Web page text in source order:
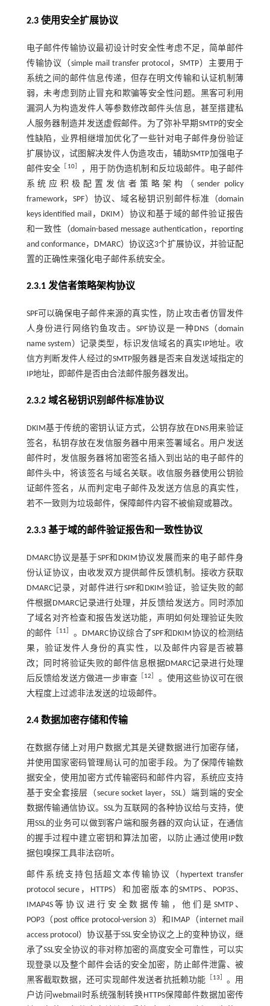
2.3 使用安全扩展协议
电子邮件传输协议最初设计时安全性考虑不足，简单邮件
传输协议（simple mail transfer protocol，SMTP）主要用于
系统之间的邮件信息传递，但存在明文传输和认证机制薄
弱，未考虑到防止冒充和欺骗等安全性问题。黑客可利用
漏洞人为构造发件人等参数修改邮件头信息，甚至搭建私
人服务器制造并发送虚假邮件。为了弥补早期SMTP的安全
性缺陷，业界相继增加优化了一些针对电子邮件身份验证
扩展协议，试图解决发件人伪造攻击，辅助SMTP加强电子
邮件安全 ［ 10］
，用于防伪造机制和反垃圾邮件。电子邮件
系统应积极配置发信者策略架构（sender policy
framework，SPF）协议、域名秘钥识别邮件标准（domain
keys identified mail，DKIM）协议和基于域的邮件验证报告
和一致性（domain-based message authentication，reporting
and conformance，DMARC）协议这3个扩展协议，并验证配
置的正确性来强化电子邮件系统安全。
2.3.1 发信者策略架构协议
SPF可以确保电子邮件来源的真实性，防止攻击者仿冒发件
人身份进行网络钓鱼攻击。SPF协议是一种DNS（domain
name system）记录类型，标识发信域名的真实IP地址。收
信方判断发件人经过的SMTP服务器是否来自发送域指定的
IP地址，即邮件是否由合法邮件服务器发出。
2.3.2 域名秘钥识别邮件标准协议
DKIM基于传统的密钥认证方式，公钥存放在DNS用来验证
签名，私钥存放在发信服务器中用来签署域名。用户发送
邮件时，发信服务器将加密签名插入到出站的电子邮件的
邮件头中，将该签名与域名关联。收信服务器使用公钥验
证邮件签名，从而判定电子邮件及发送方信息的真实性，
若不一致则为垃圾邮件，保障邮件内容不被偷窥或篡改。
2.3.3 基于域的邮件验证报告和一致性协议
DMARC协议是基于SPF和DKIM协议发展而来的电子邮件身
份认证协议，由收发双方提供邮件反馈机制。接收方获取
DMARC记录，对邮件进行SPF和DKIM验证，验证失败的邮
件根据DMARC记录进行处理，并反馈给发送方。同时添加
了域名对齐检查和报告发送功能，声明如何处理验证失败
的邮件 ［11］ 。DMARC协议综合了SPF和DKIM协议的检测结
果，验证发件人身份的真实性，以及邮件内容是否被篡
改；同时将验证失败的邮件信息根据DMARC记录进行处理
后反馈给发送方做进一步审查 ［12］ 。使用这些协议可在很
大程度上过滤非法发送的垃圾邮件。
2.4 数据加密存储和传输
在数据存储上对用户数据尤其是关键数据进行加密存储，
并使用国家密码管理局认可的加密手段。为了保障传输数
据安全，使用加密方式传输密码和邮件内容，系统应支持
基于安全套接层（secure socket layer，SSL）端到端的安全
数据传输通信协议。SSL为互联网的各种协议给与支持，使
用SSL的业务可以做到客户端和服务器的双向认证，在通信
的握手过程中建立密钥和算法加密，以防止通过使用IP数
据包嗅探工具非法窃听。
邮件系统支持包括超文本传输协议（hypertext transfer
protocol secure，HTTPS）和加密版本的SMTPS、POP3S、
IMAP4S等协议进行安全数据传输，他们是SMTP、
POP3（post office protocol-version 3）和IMAP（internet mail
access protocol）协议基于SSL安全协议之上的变种协议，继
承了SSL安全协议的非对称加密的高度安全可靠性，可以实
现登录以及整个邮件会话的安全加密，防止邮件泄露、被
黑客截取数据，还可实现邮件发送者抗抵赖功能 ［13］ 。用
户访问webmail时系统强制转换HTTPS保障邮件数据加密传